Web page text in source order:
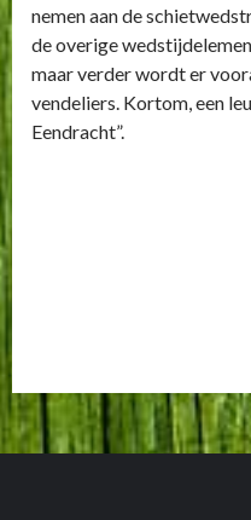
nemen aan de
de overige
maar verder wordt er
vendeliers. Kortom, een
Eendracht”.